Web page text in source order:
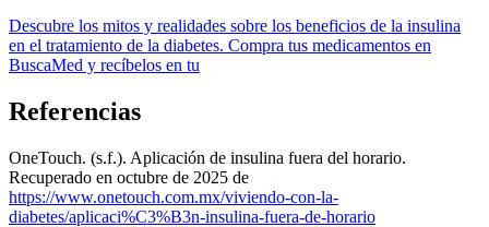
Descubre los mitos y realidades sobre los beneficios de la insulina
en el tratamiento de la diabetes. Compra tus medicamentos en
BuscaMed y recíbelos en tu
Referencias
OneTouch. (s.f.). Aplicación de insulina fuera del horario.
Recuperado en octubre de 2025 de
https://www.onetouch.com.mx/viviendo-con-la-
diabetes/aplicaci%C3%B3n-insulina-fuera-de-horario